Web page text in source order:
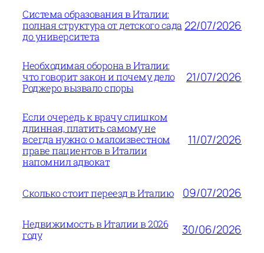
Система образования в Италии:
полная структура от детского сада
до университета
22/07/2026
Необходимая оборона в Италии:
что говорит закон и почему дело
Роджеро вызвало споры
21/07/2026
Если очередь к врачу слишком
длинная, платить самому не
всегда нужно: о малоизвестном
праве пациентов в Италии
напомнил адвокат
11/07/2026
Сколько стоит переезд в Италию 09/07/2026
Недвижимость в Италии в 2026
году
30/06/2026